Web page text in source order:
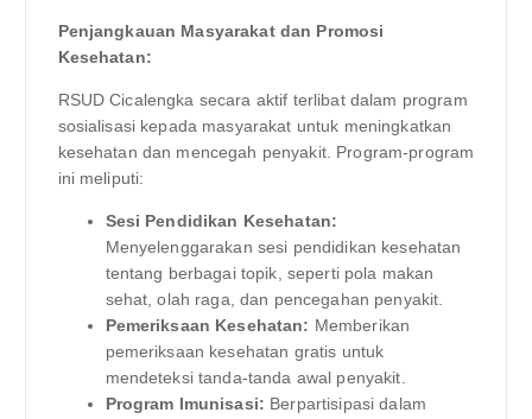
Penjangkauan Masyarakat dan Promosi
Kesehatan:
RSUD Cicalengka secara aktif terlibat dalam program
sosialisasi kepada masyarakat untuk meningkatkan
kesehatan dan mencegah penyakit. Program-program
ini meliputi:
Sesi Pendidikan Kesehatan:
Menyelenggarakan sesi pendidikan kesehatan
tentang berbagai topik, seperti pola makan
sehat, olah raga, dan pencegahan penyakit.
Pemeriksaan Kesehatan: Memberikan
pemeriksaan kesehatan gratis untuk
mendeteksi tanda-tanda awal penyakit.
Program Imunisasi: Berpartisipasi dalam